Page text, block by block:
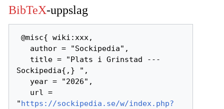
BibTeX-uppslag
@misc{ wiki:xxx,
Sockipedia{,} ",
"https://sockipedia.se/w/index.php?